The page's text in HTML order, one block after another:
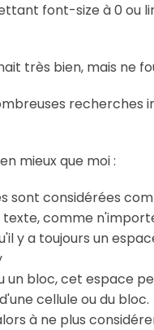
font-size à 0 ou
très bien, mais ne
recherches
mieux que moi :
sont considérées
texte, comme
y a toujours un
un bloc, cet espace
cellule ou du bloc.
à ne plus